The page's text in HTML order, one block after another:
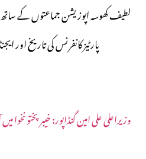
لطیف کھوسہ اپوزیشن جماعتوں کے
پارٹیز کانفرنس کی تاریخ
وزیراعلیٰ علی امین گنڈاپور: خیبر